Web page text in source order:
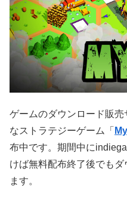
ゲームのダウンロード販
なストラテジーゲーム「
布中です。期間中に
けば無料配布終了後でも
ます。